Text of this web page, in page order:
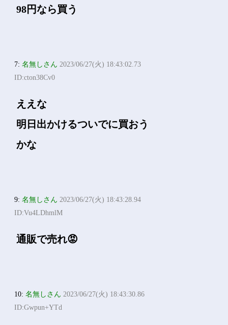
98円なら買う
7:名無しさん 2023/06/27(火) 18:43:02.73
ID:cton38Cv0
ええな
明日出かけるついでに買おう
かな
9:名無しさん 2023/06/27(火) 18:43:28.94
ID:Vu4LDhmlM
通販で売れ😡
10:名無しさん 2023/06/27(火) 18:43:30.86
ID:Gwpun+YTd